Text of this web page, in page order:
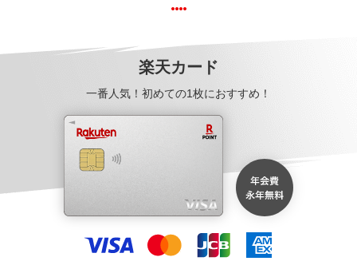
楽天カード
一番人気！初めての1枚におすすめ！